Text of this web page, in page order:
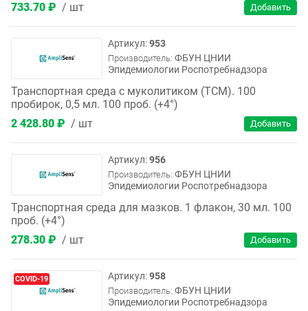
733.70 ₽
шт
953
Производитель:ФБУН ЦНИИ
Эпидемиологии Роспотребнадзора
Транспортная среда с муколитиком (ТСМ). 100
пробирок, 0,5 мл. 100 проб. (+4°)
2 428.80 ₽
шт
956
Производитель:ФБУН ЦНИИ
Эпидемиологии Роспотребнадзора
Транспортная среда для мазков. 1 флакон, 30 мл. 100
проб. (+4°)
278.30 ₽
шт
COVID-19 958
Производитель:ФБУН ЦНИИ
Эпидемиологии Роспотребнадзора